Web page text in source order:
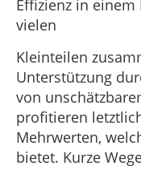
Effizienz in
vielen
Kleinteilen
Unterstützung
von
profitieren
Mehrwerten,
bietet. Kurze